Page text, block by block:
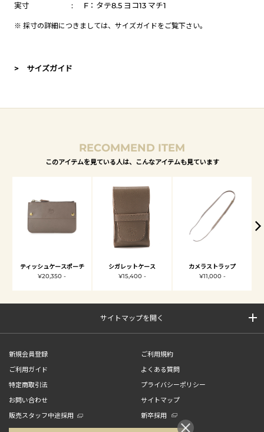
実寸
: F：タテ8.5 ヨコ13 マチ1
※ 採寸の詳細につきましては、 サイズガイドをご覧下さい。
> サイズガイド
RECOMMEND ITEM
このアイテムを見ている人は、こんなアイテムも見ています
ティッシュケースポーチ
¥20,350 -
シガレットケース
¥15,400 -
カメラストラップ
¥11,000 -
サイトマップを開く
新規会員登録
ご利用規約
ご利用ガイド
よくある質問
特定商取引法
プライバシーポリシー
お問い合わせ
サイトマップ
販売スタッフ中途採用
新卒採用